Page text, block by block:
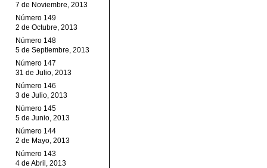
7 de Noviembre, 2013
Número 149
2 de Octubre, 2013
Número 148
5 de Septiembre, 2013
Número 147
31 de Julio, 2013
Número 146
3 de Julio, 2013
Número 145
5 de Junio, 2013
Número 144
2 de Mayo, 2013
Número 143
4 de Abril, 2013